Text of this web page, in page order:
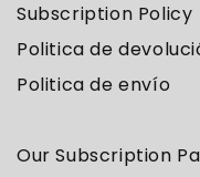
Subscription Policy
Politica de
Politica de envío
Our Subscription